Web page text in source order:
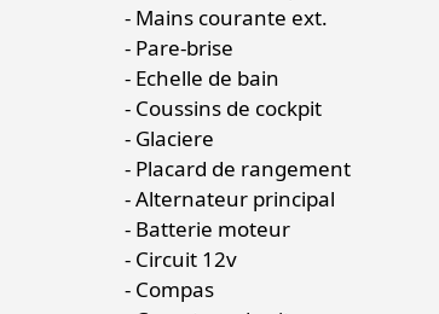
Mains courante ext.
Pare-brise
Echelle de bain
Coussins de cockpit
Glaciere
Placard de rangement
Alternateur principal
Batterie moteur
Circuit 12v
Compas